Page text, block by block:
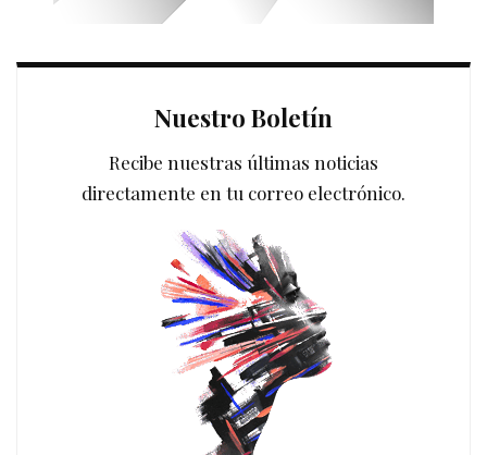
Nuestro Boletín
Recibe nuestras últimas noticias
directamente en tu correo electrónico.